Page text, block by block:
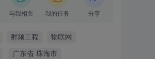
与我相关 我的任务 分享
射频工程 物联网
广东省·珠海市